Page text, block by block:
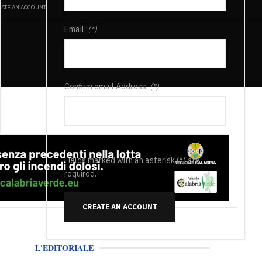
AN ACCOUNT
Email: (*)
Confirm email Address:(*)
Fields marked with an asterisk (*) are
required.
CREATE AN ACCOUNT
L'EDITORIALE